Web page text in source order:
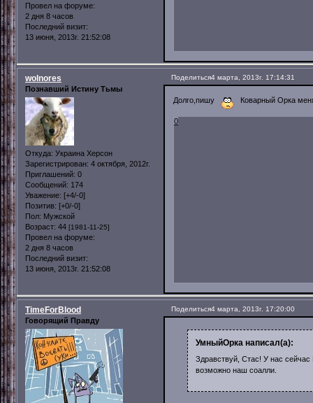
Провел на форуме:
2 дня 8 часов
Последний визит:
13 июня, 2013г. 21:52:08
Поделиться4 марта, 2013г. 17:14:31
wolnores
Познавший Истину Тьмы
Откуда: Украина Херсон
Зарегистрирован: 4 октября, 2012г.
Приглашений: 0
Сообщений: 174
Уважение: [+4/-0]
Позитив: [+0/-0]
Пол: Мужской
Возраст: 44 [1981-11-25]
Провел на форуме:
2 дня 8 часов
Последний визит:
13 июня, 2013г. 21:52:08
Долго,пишу Коварный Орка
0
Поделиться4 марта, 2013г. 17:20:00
TimeForBlood
Говорящий Правду
УмныйОрка написал(а):
Здравствуй, Стас! У нас
возможно наш соалли.